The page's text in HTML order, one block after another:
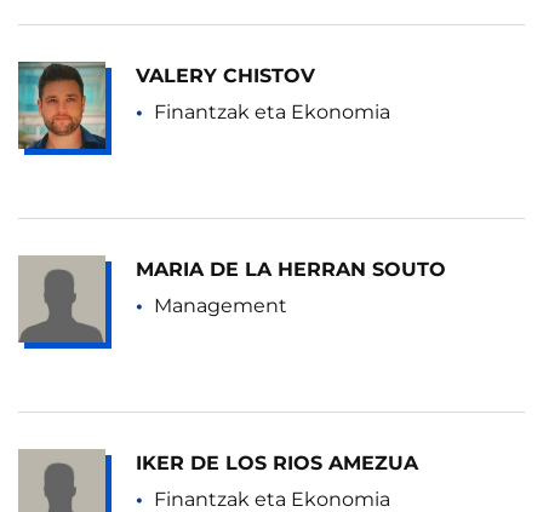
VALERY CHISTOV
Finantzak eta Ekonomia
MARIA DE LA HERRAN SOUTO
Management
IKER DE LOS RIOS AMEZUA
Finantzak eta Ekonomia